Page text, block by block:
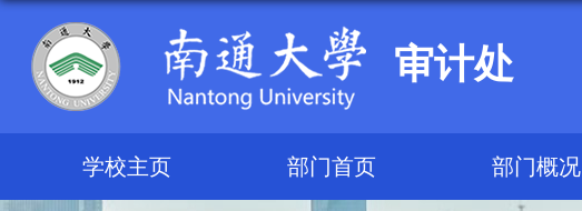
审计处
学校主页 部门首页 部门概况